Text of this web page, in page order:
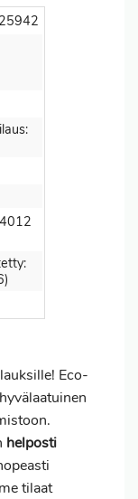
Eco-
helposti
tilaat